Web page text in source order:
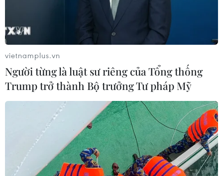
Bình Dương trang bị 100 môtô cho công
an phòng chống tội phạm
30/11/2016 13:20
Ủy ban Nhân dân tỉnh Bình Dương đã tổ chức bàn giao
100 xe môtô Honda Winner 150cc cho lực lượng công an
phòng chống tội phạm của tỉnh.
vietnamplus.vn
Người từng là luật sư riêng của Tổng thống
Trump trở thành Bộ trưởng Tư pháp Mỹ